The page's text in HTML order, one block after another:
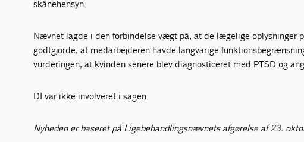
skånehensyn.
Nævnet lagde i den forbindelse vægt på, at de lægelige oplysninger
godtgjorde, at medarbejderen havde langvarige
vurderingen, at kvinden senere blev diagnosticeret med PTSD og
DI var ikke involveret i sagen.
Nyheden er baseret på Ligebehandlingsnævnets afgørelse af 23.